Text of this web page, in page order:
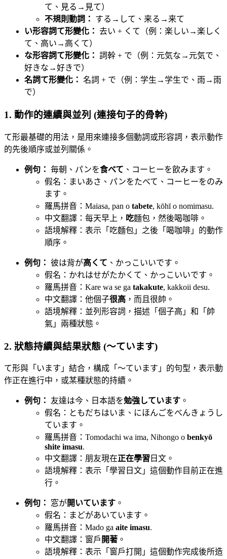
て、見る→見て）
不規則動詞：
する→して、来る→来て
い形容詞て形變化： 去い + くて（例：楽しい→楽しく
て、高い→高くて）
な形容詞て形變化： 詞幹 + で（例：元気な→元気で、
好きな→好きで）
名詞て形變化： 名詞 + で（例：学生→学生で、雨→雨
で）
1. 動作的連續與並列 (連接句子的骨幹)
て形最基礎的用法，是用來連接多個動詞或形容詞，表示動作
的先後順序或並列關係。
例句： 毎朝、パンを食べて 、コーヒーを飲みます。
假名：まいあさ、パンをたべて、コーヒーをのみ
ます。
羅馬拼音：Maiasa, pan o tabete, kōhī o nomimasu.
中文翻譯：每天早上， 吃麵包，然後喝咖啡。
語境解釋：表示「吃麵包」之後「喝咖啡」的動作
順序。
例句： 彼は背が高くて 、かっこいいです。
假名：かれはせがたかくて、かっこいいです。
羅馬拼音：Kare wa se ga takakute, kakkoii desu.
中文翻譯：他個子很高 ，而且很帥。
語境解釋：並列形容詞，描述「個子高」和「帥
氣」兩種狀態。
2. 狀態持續與結果狀態 (〜ています)
て形與「います」結合，構成「〜ています」的句型，表示動
作正在進行中，或某種狀態的持續。
例句： 友達は今、日本語を勉強しています 。
假名：ともだちはいま、にほんごをべんきょうし
ています。
羅馬拼音：Tomodachi wa ima, Nihongo o benkyō
shite imasu.
中文翻譯：朋友現在正在學習 日文。
語境解釋：表示「學習日文」這個動作目前正在進
行。
例句： 窓が開いています 。
假名：まどがあいています。
羅馬拼音：Mado ga aite imasu.
中文翻譯：窗戶 開著 。
語境解釋：表示「窗戶打開」這個動作完成後所造